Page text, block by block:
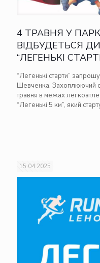
4 ТРАВНЯ У
ВІДБУДЕТЬСЯ
“ЛЕГЕНЬКІ
“Легенькі старти”
Шевченка. Захоплюючий
травня в межах
“Легенькі 5 км”, який
15.04.2025